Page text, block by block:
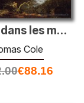
Sunrise dans les montagnes Catskill
Cole
€88.16